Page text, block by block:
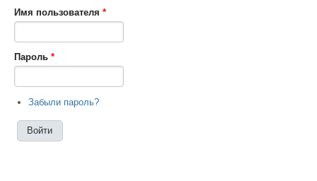
Имя пользователя *
Пароль *
Забыли пароль?